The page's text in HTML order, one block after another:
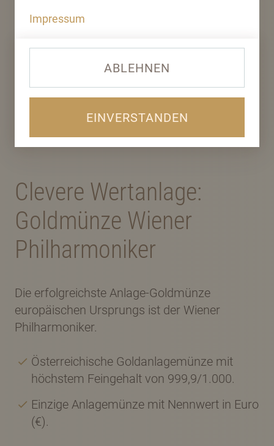
Impressum
EINVERSTANDEN
ABLEHNEN
ANLAGE-GOLDMÜNZE
Clevere Wertanlage:
Goldmünze Wiener
Philharmoniker
Die erfolgreichste Anlage-Goldmünze
europäischen Ursprungs ist der Wiener
Philharmoniker.
Österreichische Goldanlagemünze mit
höchstem Feingehalt von 999,9/1.000.
Einzige Anlagemünze mit Nennwert in Euro
(€).